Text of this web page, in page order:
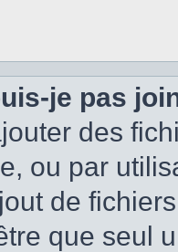
je pas
des
ou par
de
que seul